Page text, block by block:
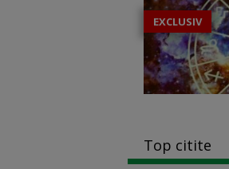
EXCLUSIV
Top citite